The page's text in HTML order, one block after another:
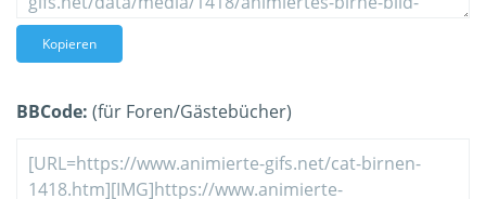
Kopieren
BBCode: (für Foren/Gästebücher)